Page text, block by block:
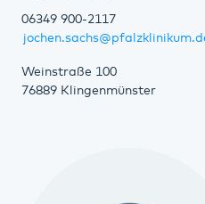
06349 900-2117
Weinstraße 100
76889 Klingenmünster